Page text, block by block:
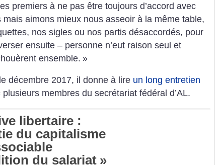
premiers à ne pas être toujours d’accord avec
mais aimons mieux nous asseoir à la même table,
nos sigles ou nos partis désaccordés, pour
ensuite – personne n’eut raison seul et
ensemble. »
décembre 2017, il donne à lire un long entretien
plusieurs membres du secrétariat fédéral d’AL.
libertaire :
du capitalisme
du salariat »